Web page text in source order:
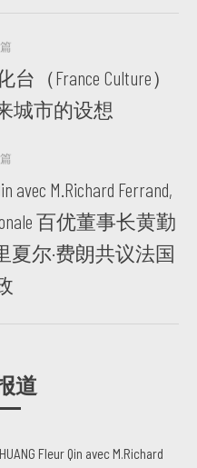
（France Culture）
城市的设想
avec M.Richard Ferrand,
百优董事长黄勤
尔·费朗共议法国
道
Fleur Qin avec M.Richard